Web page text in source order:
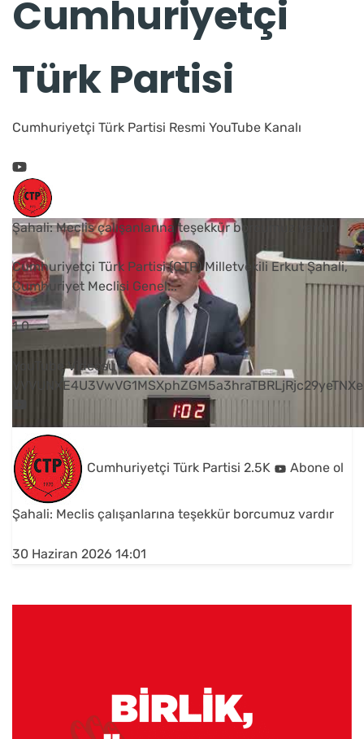
Cumhuriyetçi
Türk Partisi
Cumhuriyetçi Türk Partisi Resmi YouTube Kanalı
Şahali: Meclis çalışanlarına teşekkür borcumuz vardır
Cumhuriyetçi Türk Partisi (CTP) Milletvekili Erkut Şahali,
Cumhuriyet Meclisi Genel...
1 0
YouTube Videosu
Cumhuriyetçi Türk Partisi 2.5K Abone ol
Şahali: Meclis çalışanlarına teşekkür borcumuz vardır
30 Haziran 2026 14:01